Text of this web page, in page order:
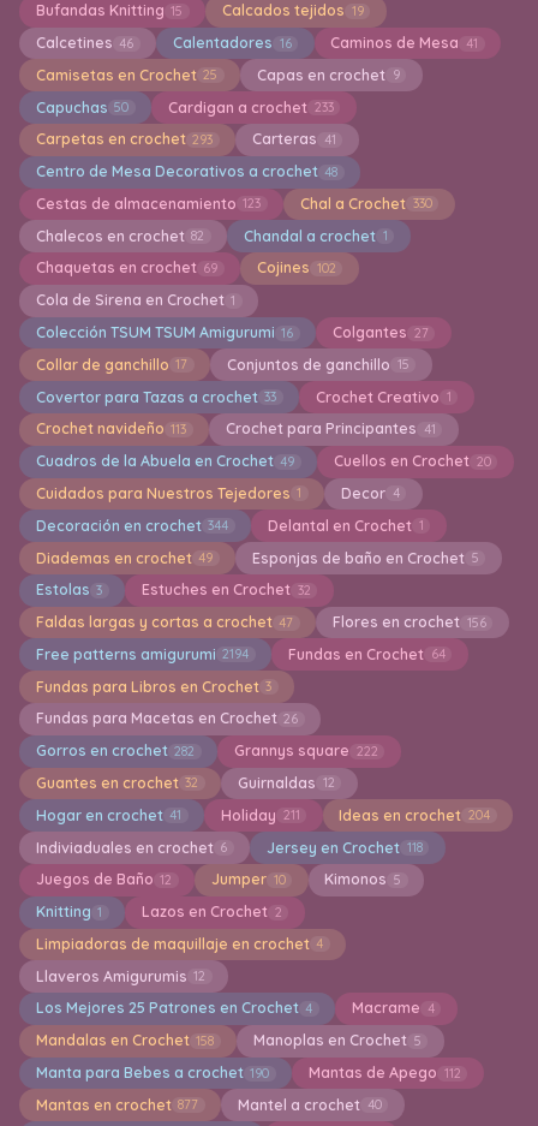
Bufandas Knitting 15 Calcados tejidos 19
Calcetines 46 Calentadores 16 Caminos de Mesa 41
Camisetas en Crochet 25 Capas en crochet 9
Capuchas 50 Cardigan a crochet 233
Carpetas en crochet 293 Carteras 41
Centro de Mesa Decorativos a crochet 48
Cestas de almacenamiento 123 Chal a Crochet 330
Chalecos en crochet 82 Chandal a crochet 1
Chaquetas en crochet 69 Cojines 102
Cola de Sirena en Crochet 1
Colección TSUM TSUM Amigurumi 16 Colgantes 27
Collar de ganchillo 17 Conjuntos de ganchillo 15
Covertor para Tazas a crochet 33 Crochet Creativo 1
Crochet navideño 113 Crochet para Principantes 41
Cuadros de la Abuela en Crochet 49 Cuellos en Crochet 20
Cuidados para Nuestros Tejedores 1 Decor 4
Decoración en crochet 344 Delantal en Crochet 1
Diademas en crochet 49 Esponjas de baño en Crochet 5
Estolas 3 Estuches en Crochet 32
Faldas largas y cortas a crochet 47 Flores en crochet 156
Free patterns amigurumi 2194 Fundas en Crochet 64
Fundas para Libros en Crochet 3
Fundas para Macetas en Crochet 26
Gorros en crochet 282 Grannys square 222
Guantes en crochet 32 Guirnaldas 12
Hogar en crochet 41 Holiday 211 Ideas en crochet 204
Indiviaduales en crochet 6 Jersey en Crochet 118
Juegos de Baño 12 Jumper 10 Kimonos 5
Knitting 1 Lazos en Crochet 2
Limpiadoras de maquillaje en crochet 4
Llaveros Amigurumis 12
Los Mejores 25 Patrones en Crochet 4 Macrame 4
Mandalas en Crochet 158 Manoplas en Crochet 5
Manta para Bebes a crochet 190 Mantas de Apego 112
Mantas en crochet 877 Mantel a crochet 40